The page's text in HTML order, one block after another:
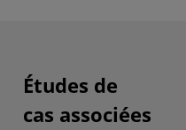
Études de
cas associées